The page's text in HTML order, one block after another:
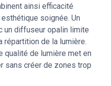
ainsi efficacité
soignée. Un
un diffuseur opalin limite
répartition de la lumière.
qualité de lumière met en
sans créer de zones trop